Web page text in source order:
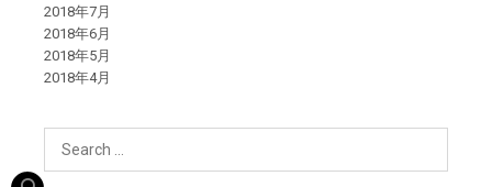
2018年7月
2018年6月
2018年5月
2018年4月